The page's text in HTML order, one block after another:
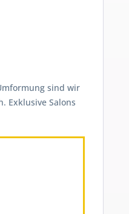
sind wir
Exklusive Salons